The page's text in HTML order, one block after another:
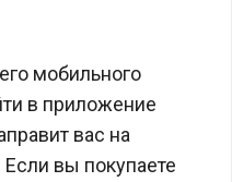
мобильного
в приложение
вас на
вы покупаете